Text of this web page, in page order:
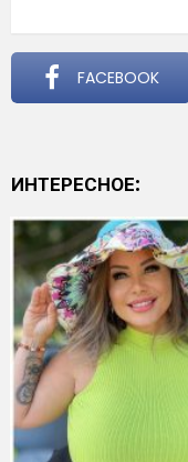
FACEBOOK
ИНТЕРЕСНОЕ: